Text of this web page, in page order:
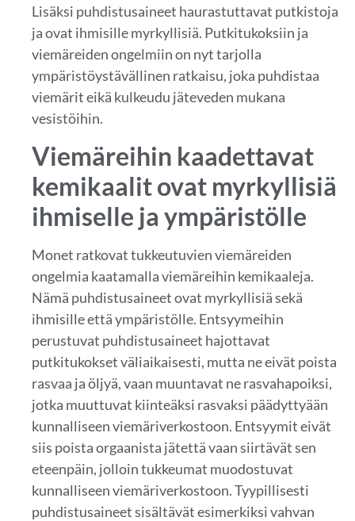
Lisäksi puhdistusaineet haurastuttavat putkistoja
ja ovat ihmisille myrkyllisiä. Putkitukoksiin ja
viemäreiden ongelmiin on nyt tarjolla
ympäristöystävällinen ratkaisu, joka puhdistaa
viemärit eikä kulkeudu jäteveden mukana
vesistöihin.
Viemäreihin kaadettavat
kemikaalit ovat myrkyllisiä
ihmiselle ja ympäristölle
Monet ratkovat tukkeutuvien viemäreiden
ongelmia kaatamalla viemäreihin kemikaaleja.
Nämä puhdistusaineet ovat myrkyllisiä sekä
ihmisille että ympäristölle. Entsyymeihin
perustuvat puhdistusaineet hajottavat
putkitukokset väliaikaisesti, mutta ne eivät poista
rasvaa ja öljyä, vaan muuntavat ne rasvahapoiksi,
jotka muuttuvat kiinteäksi rasvaksi päädyttyään
kunnalliseen viemäriverkostoon. Entsyymit eivät
siis poista orgaanista jätettä vaan siirtävät sen
eteenpäin, jolloin tukkeumat muodostuvat
kunnalliseen viemäriverkostoon. Tyypillisesti
puhdistusaineet sisältävät esimerkiksi vahvan